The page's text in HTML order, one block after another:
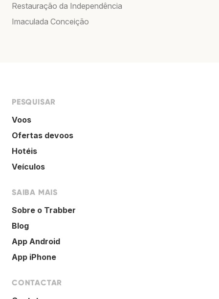
Restauração da Independência
Imaculada Conceição
PESQUISAR
Voos
Ofertas devoos
Hotéis
Veículos
SAIBA MAIS
Sobre o Trabber
Blog
App Android
App iPhone
CONTACTAR